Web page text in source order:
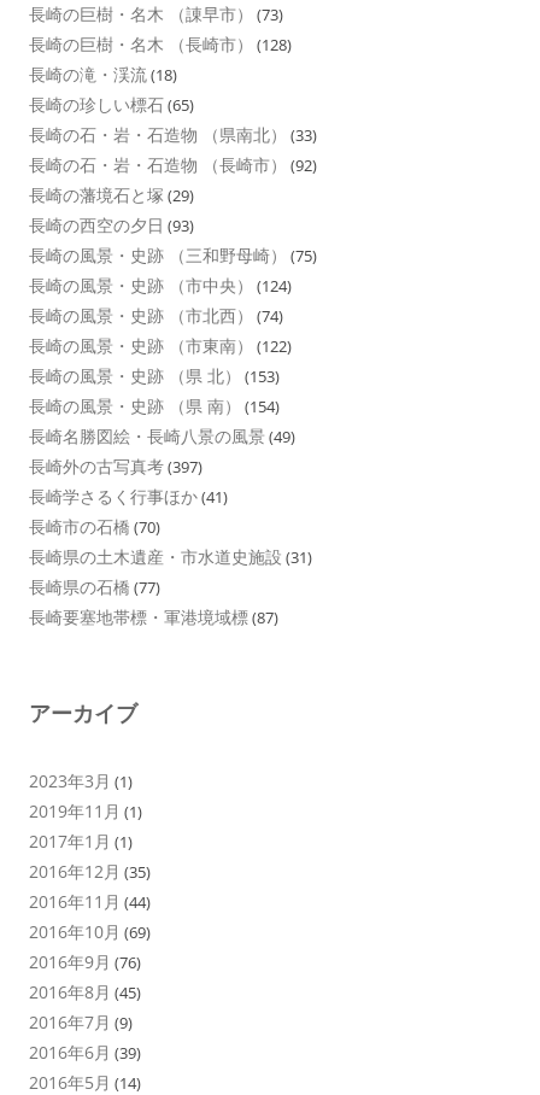
長崎の巨樹・名木 （諌早市） (73)
長崎の巨樹・名木 （長崎市） (128)
長崎の滝・渓流(18)
長崎の珍しい標石(65)
長崎の石・岩・石造物 （県南北） (33)
長崎の石・岩・石造物 （長崎市） (92)
長崎の藩境石と塚 (29)
長崎の西空の夕日 (93)
長崎の風景・史跡 （三和野母崎） (75)
長崎の風景・史跡 （市中央） (124)
長崎の風景・史跡 （市北西） (74)
長崎の風景・史跡 （市東南） (122)
長崎の風景・史跡 （県 北） (153)
長崎の風景・史跡 （県 南） (154)
長崎名勝図絵・長崎八景の風景 (49)
長崎外の古写真考(397)
長崎学さるく行事ほか(41)
長崎市の石橋 (70)
長崎県の土木遺産・市水道史施設 (31)
長崎県の石橋 (77)
長崎要塞地帯標・軍港境域標(87)
アーカイブ
2023年3月 (1)
2019年11月 (1)
2017年1月 (1)
2016年12月 (35)
2016年11月 (44)
2016年10月 (69)
2016年9月 (76)
2016年8月 (45)
2016年7月 (9)
2016年6月 (39)
2016年5月 (14)